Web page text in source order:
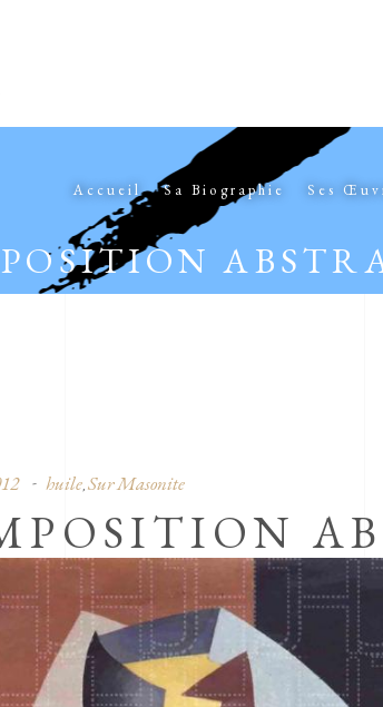
Accueil Sa Biographie Ses
huile, Sur Masonite